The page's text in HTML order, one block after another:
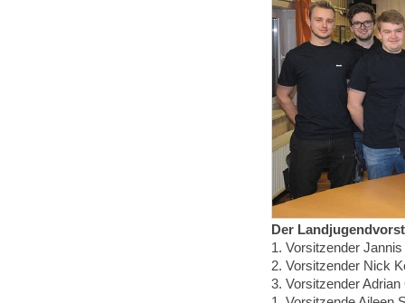
Der
1. Vorsitzender
2. Vorsitzender Nick
3. Vorsitzender Adrian